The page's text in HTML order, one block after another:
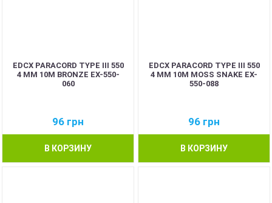
EDCX PARACORD TYPE III 550
4 ММ 10М BRONZE EX-550-
060
96 грн
В КОРЗИНУ
EDCX PARACORD TYPE III 550
4 ММ 10М MOSS SNAKE EX-
550-088
96 грн
В КОРЗИНУ